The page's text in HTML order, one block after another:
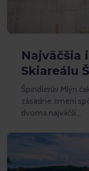
Najväčšia
Skiareálu
Špindlerův Mlýn
zásadne zmení
dvoma najväčší…